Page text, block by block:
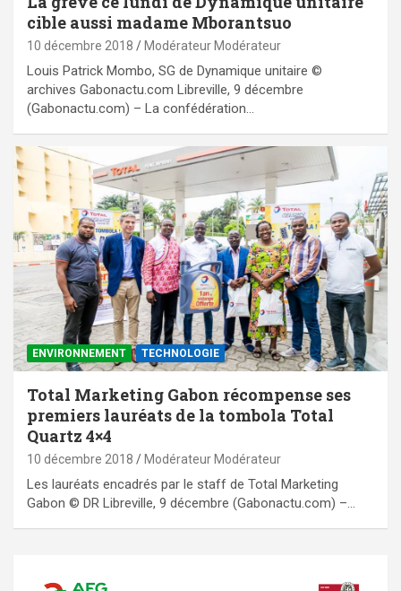
cible aussi madame Mborantsuo
10 décembre 2018 Modérateur Modérateur
Louis Patrick Mombo, SG de Dynamique unitaire ©
archives Gabonactu.com Libreville, 9 décembre
(Gabonactu.com) – La confédération…
ENVIRONNEMENT TECHNOLOGIE
Total Marketing Gabon récompense ses
premiers lauréats de la tombola Total
Quartz 4×4
10 décembre 2018 Modérateur Modérateur
Les lauréats encadrés par le staff de Total Marketing
Gabon © DR Libreville, 9 décembre (Gabonactu.com) –…